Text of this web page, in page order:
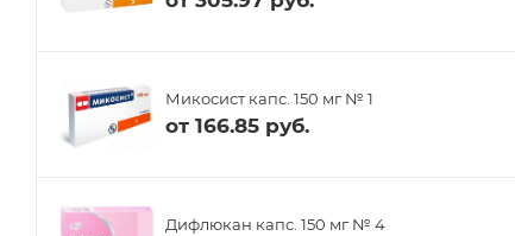
Микосист капс. 150 мг № 1
от 166.85 руб.
Дифлюкан капс. 150 мг № 4